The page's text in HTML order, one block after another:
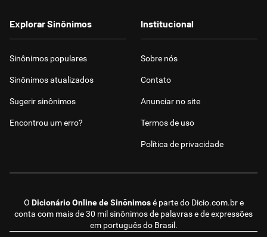
O Dicionário Online de Sinônimosé parte do Dicio.com.bre
conta com mais de 30 mil sinônimos de palavras e de expressões
em português do Brasil.
Explorar Sinônimos
Sinônimos populares
Sinônimos atualizados
Sugerir sinônimos
Encontrou um erro?
Institucional
Sobre nós
Contato
Anunciar no site
Termos de uso
Política de privacidade